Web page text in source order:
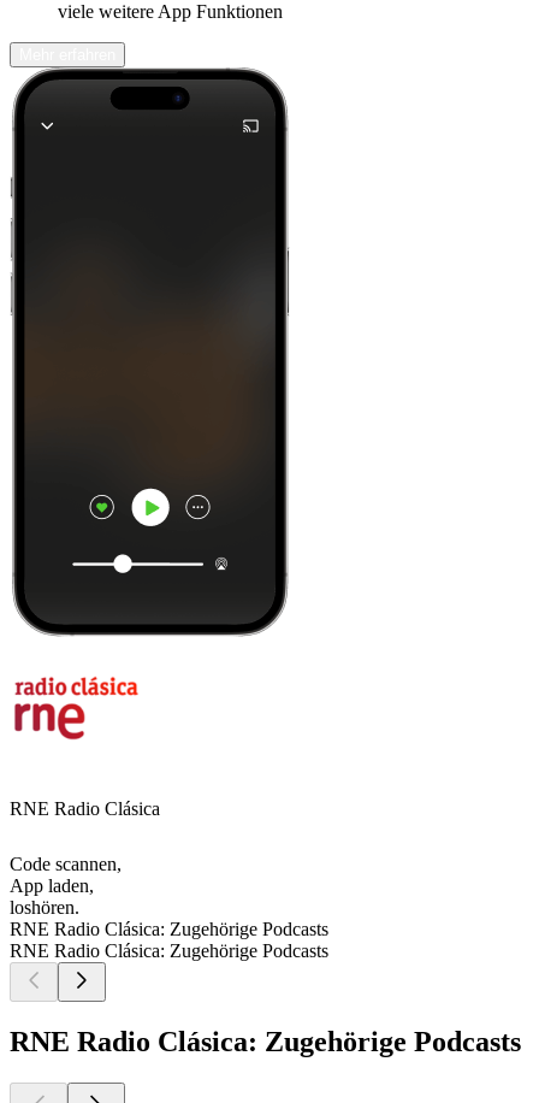
viele weitere App Funktionen
RNE Radio Clásica
Code scannen,
App laden,
loshören.
RNE Radio Clásica: Zugehörige Podcasts
RNE Radio Clásica: Zugehörige Podcasts
RNE Radio Clásica: Zugehörige Podcasts